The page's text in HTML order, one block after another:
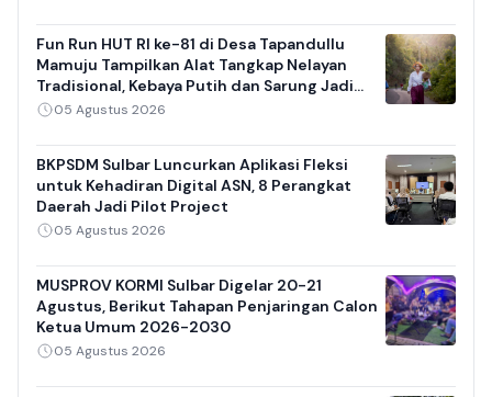
Fun Run HUT RI ke-81 di Desa Tapandullu
Mamuju Tampilkan Alat Tangkap Nelayan
Tradisional, Kebaya Putih dan Sarung Jadi
Daya Tarik
05 Agustus 2026
BKPSDM Sulbar Luncurkan Aplikasi Fleksi
untuk Kehadiran Digital ASN, 8 Perangkat
Daerah Jadi Pilot Project
05 Agustus 2026
MUSPROV KORMI Sulbar Digelar 20-21
Agustus, Berikut Tahapan Penjaringan Calon
Ketua Umum 2026-2030
05 Agustus 2026